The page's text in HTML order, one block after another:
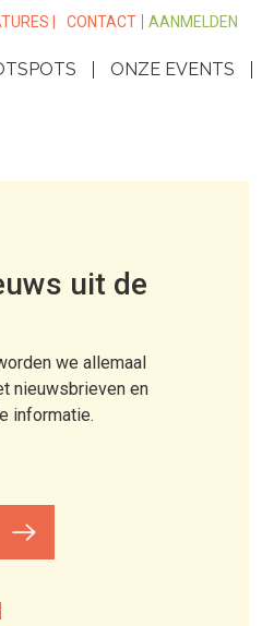
| CONTACT AANMELDEN
ONZE EVENTS
uit de
we allemaal
nieuwsbrieven en
informatie.